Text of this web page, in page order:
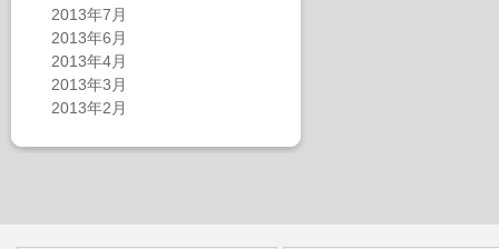
2013年7月
2013年6月
2013年4月
2013年3月
2013年2月